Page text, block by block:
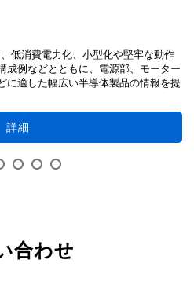
低消費電力化、小型化や堅牢な動作
成例などとともに、電源部、モーター
に適した幅広い半導体製品の情報を提
詳細
合わせ